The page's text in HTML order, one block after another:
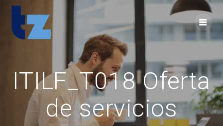
content
ITILF_T018 Oferta
de servicios